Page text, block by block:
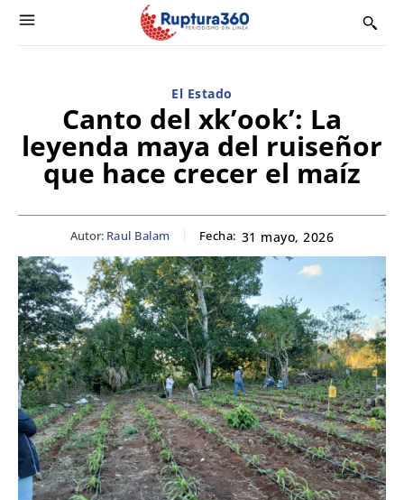
El Estado
Canto del xk’ook’: La
leyenda maya del ruiseñor
que hace crecer el maíz
Autor: Raul Balam Fecha: 31 mayo, 2026